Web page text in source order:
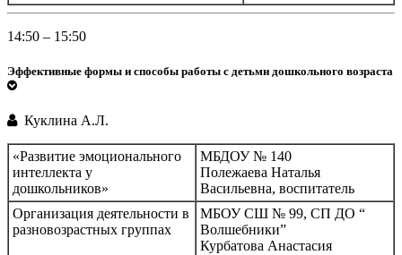
14:50 – 15:50
Эффективные формы и способы работы с детьми дошкольного возраста
Куклина А.Л.
«Развитие эмоционального
интеллекта у
дошкольников»
МБДОУ № 140
Полежаева Наталья
Васильевна, воспитатель
Организация деятельности в
разновозрастных группах
МБОУ СШ № 99, СП ДО “
Волшебники”
Курбатова Анастасия